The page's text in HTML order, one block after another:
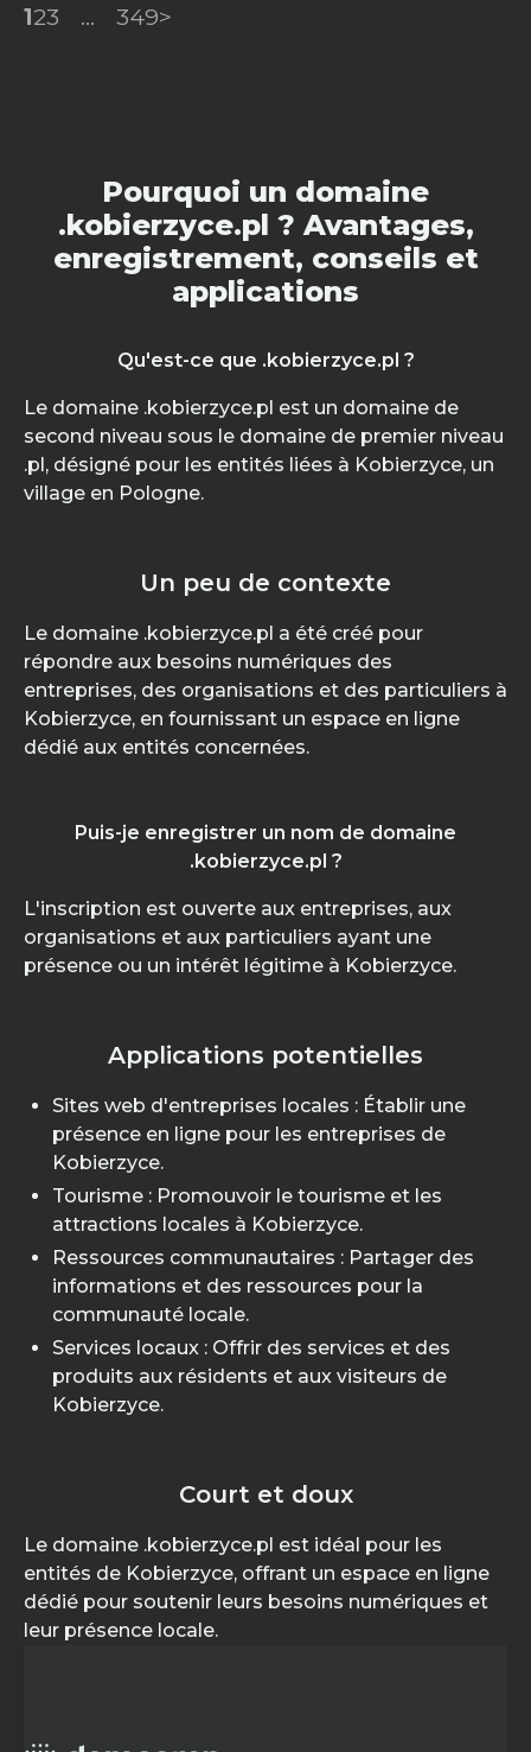
123 ... 349>
Pourquoi un domaine
.kobierzyce.pl ? Avantages,
enregistrement, conseils et
applications
Qu'est-ce que .kobierzyce.pl ?
Le domaine .kobierzyce.pl est un domaine de
second niveau sous le domaine de premier niveau
.pl, désigné pour les entités liées à Kobierzyce, un
village en Pologne.
Un peu de contexte
Le domaine .kobierzyce.pl a été créé pour
répondre aux besoins numériques des
entreprises, des organisations et des particuliers à
Kobierzyce, en fournissant un espace en ligne
dédié aux entités concernées.
Puis-je enregistrer un nom de domaine
.kobierzyce.pl ?
L'inscription est ouverte aux entreprises, aux
organisations et aux particuliers ayant une
présence ou un intérêt légitime à Kobierzyce.
Applications potentielles
Sites web d'entreprises locales : Établir une
présence en ligne pour les entreprises de
Kobierzyce.
Tourisme : Promouvoir le tourisme et les
attractions locales à Kobierzyce.
Ressources communautaires : Partager des
informations et des ressources pour la
communauté locale.
Services locaux : Offrir des services et des
produits aux résidents et aux visiteurs de
Kobierzyce.
Court et doux
Le domaine .kobierzyce.pl est idéal pour les
entités de Kobierzyce, offrant un espace en ligne
dédié pour soutenir leurs besoins numériques et
leur présence locale.